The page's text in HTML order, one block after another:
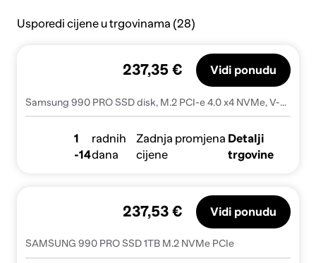
Usporedi cijene u trgovinama (28)
Samsung 990 PRO SSD disk, M.2 PCI-e 4.0 x4 NVMe, V-NAND, 1 TB (MZ-V9P1T0BW)
237,35 € Vidi ponudu
1
-14
radnih
dana
Zadnja promjena
cijene
Detalji
trgovine
SAMSUNG 990 PRO SSD 1TB M.2 NVMe PCIe
237,53 € Vidi ponudu